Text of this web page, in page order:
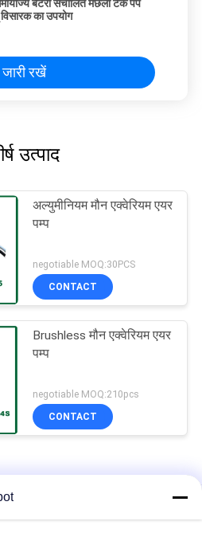
बैटरी संचालित मछली टैंक पंप
का उपयोग
जारी रखें
उत्पाद
अल्युमीनियम मौन एक्वेरियम एयर
पम्प
negotiable MOQ:30PCS
CONTACT
Brushless मौन एक्वेरियम एयर
पम्प
negotiable MOQ:210pcs
CONTACT
पंप मछली के लिए ऑक्सीजन प्रदान करें